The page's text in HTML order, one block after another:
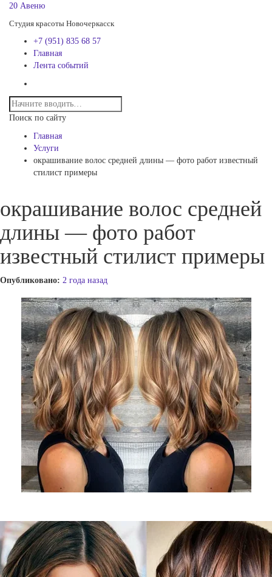
20 Авеню
Студия красоты Новочеркасск
+7 (951) 835 68 57
Главная
Лента событий
Поиск по сайту
Главная
Услуги
окрашивание волос средней длины — фото работ известный
стилист примеры
окрашивание волос средней
длины — фото работ
известный стилист примеры
Опубликовано: 2 года назад